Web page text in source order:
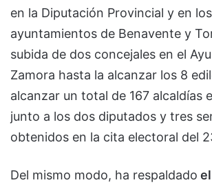
en la Diputación Provincial y en los
ayuntamientos de Benavente y
subida de dos concejales en el
Zamora hasta la alcanzar los 8
alcanzar un total de 167 alcaldías
junto a los dos diputados y tres
obtenidos en la cita electoral del
Del mismo modo, ha respaldado